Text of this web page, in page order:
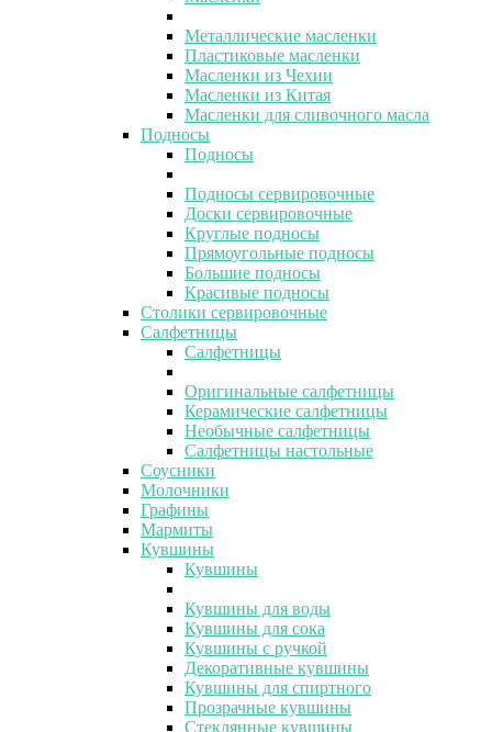
Металлические масленки
Пластиковые масленки
Масленки из Чехии
Масленки из Китая
Масленки для сливочного масла
Подносы
Подносы
Подносы сервировочные
Доски сервировочные
Круглые подносы
Прямоугольные подносы
Большие подносы
Красивые подносы
Столики сервировочные
Салфетницы
Салфетницы
Оригинальные салфетницы
Керамические салфетницы
Необычные салфетницы
Салфетницы настольные
Соусники
Молочники
Графины
Мармиты
Кувшины
Кувшины
Кувшины для воды
Кувшины для сока
Кувшины с ручкой
Декоративные кувшины
Кувшины для спиртного
Прозрачные кувшины
Стеклянные кувшины